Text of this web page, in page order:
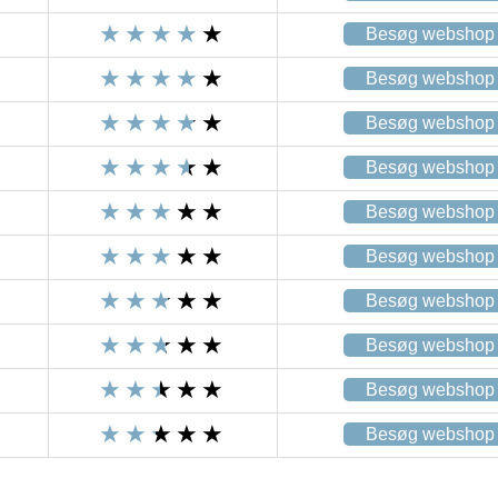
Besøg webshop
Besøg webshop
Besøg webshop
Besøg webshop
Besøg webshop
Besøg webshop
Besøg webshop
Besøg webshop
Besøg webshop
Besøg webshop